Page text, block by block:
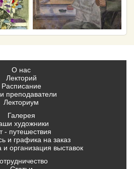
О нас
Лекторий
Расписание
преподаватели
Лекториум
Галерея
художники
- путешествия
и графика на заказ
организация выставок